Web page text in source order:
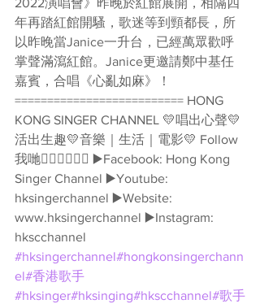
2022演唱會》昨晚於紅館展開，相隔四
年再踏紅館開騷，歌迷等到頸都長，所
以昨晚當Janice一升台，已經萬眾歡呼
掌聲滿瀉紅館。Janice更邀請鄭中基任
嘉賓，合唱《心亂如麻》！
========================== HONG
KONG SINGER CHANNEL 💛唱出心聲💛
活出生趣💛音樂｜生活｜電影💛 Follow
我哋👇🏻👇🏻🥰🥰 ▶️Facebook: Hong Kong
Singer Channel ▶️Youtube:
hksingerchannel ▶️Website:
www.hksingerchannel ▶️Instagram:
hkscchannel
#hksingerchannel#hongkonsingerchann
el#香港歌手
#hksinger#hksinging#hkscchannel#歌手